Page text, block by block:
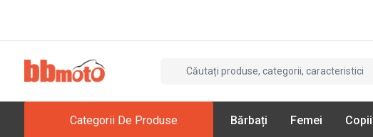
Categorii De Produse Bărbați Femei Copii